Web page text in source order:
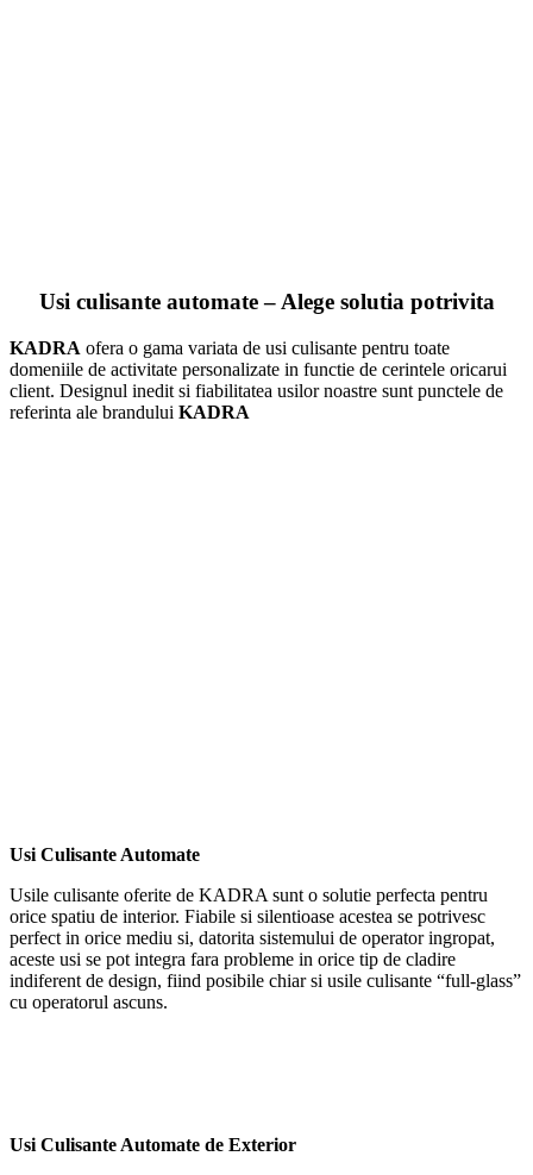
Usi culisante automate – Alege solutia potrivita
KADRA ofera o gama variata de usi culisante pentru toate
domeniile de activitate personalizate in functie de cerintele oricarui
client. Designul inedit si fiabilitatea usilor noastre sunt punctele de
referinta ale brandului KADRA
Usi Culisante Automate
Usile culisante oferite de KADRA sunt o solutie perfecta pentru
orice spatiu de interior. Fiabile si silentioase acestea se potrivesc
perfect in orice mediu si, datorita sistemului de operator ingropat,
aceste usi se pot integra fara probleme in orice tip de cladire
indiferent de design, fiind posibile chiar si usile culisante “full-glass”
cu operatorul ascuns.
Usi Culisante Automate de Exterior